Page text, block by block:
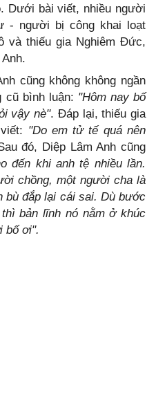
Dưới bài viết, nhiều người
- người bị công khai loạt
và thiếu gia Nghiêm Đức,
cũng không không ngần
cũ bình luận: "Hôm nay bố
vậy nè". Đáp lại, thiếu gia
"Do em tử tế quá nên
đó, Diệp Lâm Anh cũng
đến khi anh tệ nhiều lần.
chồng, một người cha là
bù đắp lại cái sai. Dù bước
bản lĩnh nó nằm ở khúc
bố ơi".